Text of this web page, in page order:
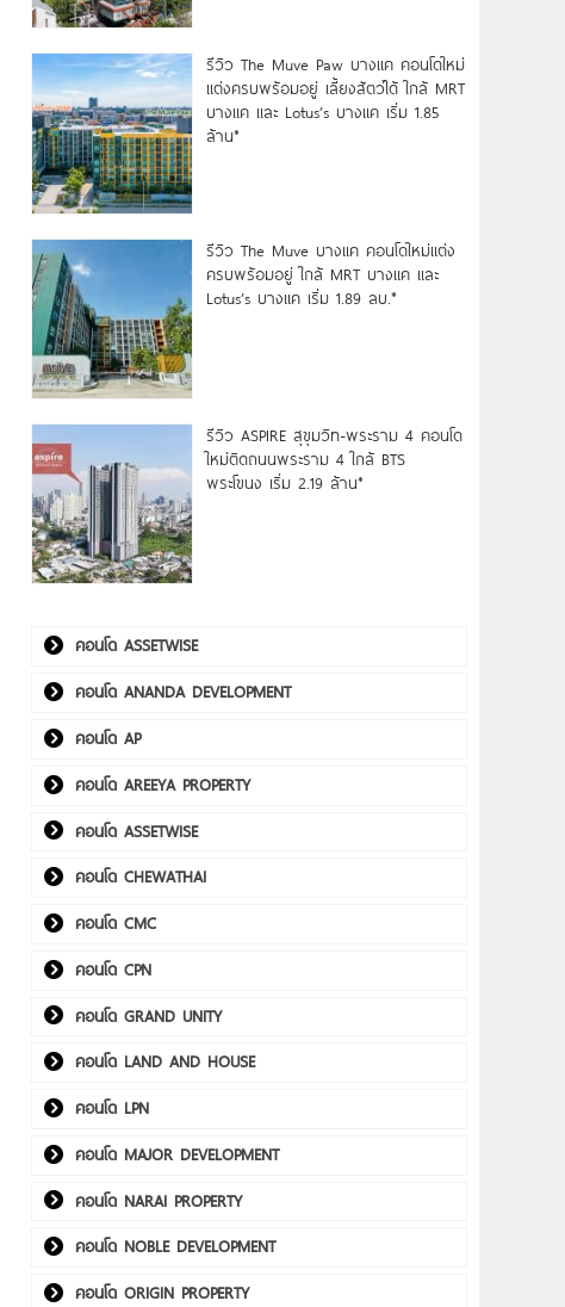
รีวิว The Muve Paw บางแค คอนโดใหม่
แต่งครบพร้อมอยู่ เลี้ยงสัตว์ได้ ใกล้ MRT
บางแค และ Lotus’s บางแค เริ่ม 1.85
ล้าน*
รีวิว The Muve บางแค คอนโดใหม่แต่ง
ครบพร้อมอยู่ ใกล้ MRT บางแค และ
Lotus’s บางแค เริ่ม 1.89 ลบ.*
รีวิว ASPIRE สุขุมวิท-พระราม 4 คอนโด
ใหม่ติดถนนพระราม 4 ใกล้ BTS
พระโขนง เริ่ม 2.19 ล้าน*
คอนโด ASSETWISE
คอนโด ANANDA DEVELOPMENT
คอนโด AP
คอนโด AREEYA PROPERTY
คอนโด ASSETWISE
คอนโด CHEWATHAI
คอนโด CMC
คอนโด CPN
คอนโด GRAND UNITY
คอนโด LAND AND HOUSE
คอนโด LPN
คอนโด MAJOR DEVELOPMENT
คอนโด NARAI PROPERTY
คอนโด NOBLE DEVELOPMENT
คอนโด ORIGIN PROPERTY